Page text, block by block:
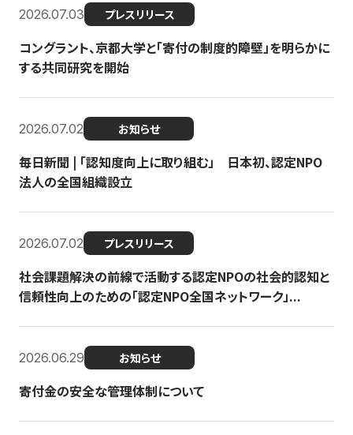
2026.07.03 プレスリリース
コングラント、京都大学と「寄付の制度的障壁」を明らかに
する共同研究を開始
2026.07.02 お知らせ
毎日新聞 | 「認知度向上に取り組む」 日本初、認定NPO
法人の全国組織設立
2026.07.02 プレスリリース
社会課題解決の前線で活動する認定NPOの社会的認知と
信頼性向上のための「認定NPO全国ネットワーク」...
2026.06.29 お知らせ
寄付金の安全な管理体制について